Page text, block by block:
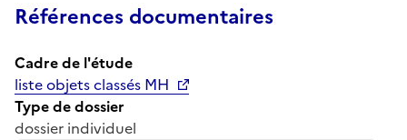
Références documentaires
Cadre de l'étude
liste objets classés MH
Type de dossier
dossier individuel